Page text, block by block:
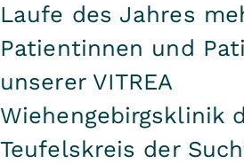
Laufe des Jahres
Patientinnen und
unserer VITREA
Wiehengebirgsklinik
Teufelskreis der